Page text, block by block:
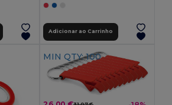
Adicionar ao Carrinho
MIN QTY: 100